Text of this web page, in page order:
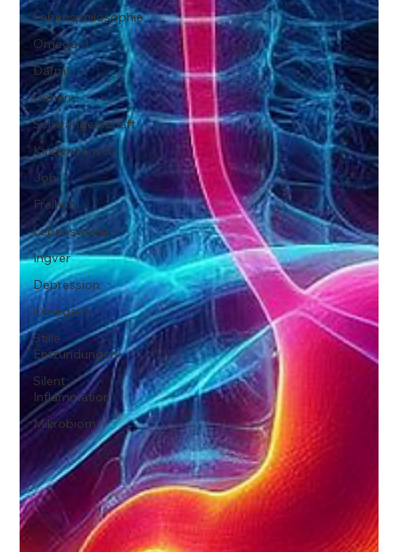
Lebensphilosophie
Omega-3
Darm
Gehirn
Schwangerschaft
Kinderwunsch
Job
Freiheit
Lebensweise
Ingver
Depression
Omega-6
Stille
Entzündungen
Silent
Inflammation
Mikrobiom